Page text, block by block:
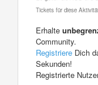
Tickets für diese
Erhalte
Community.
Registriere Dich
Sekunden!
Registrierte